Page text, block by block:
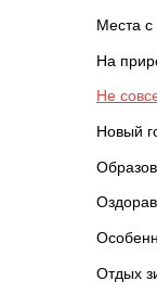
Места с
На
Не
Новый
Отдых